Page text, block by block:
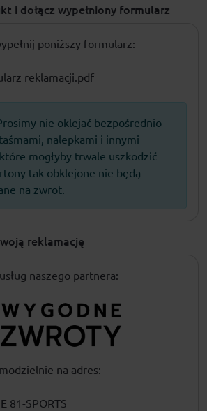
i dołącz wypełniony formularz
poniższy formularz:
reklamacji.pdf
nie oklejać bezpośrednio
nalepkami i innymi
mogłyby trwale uszkodzić
tak obklejone nie będą
na zwrot.
reklamację
naszego partnera:
na adres:
81-SPORTS